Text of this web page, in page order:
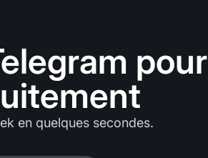
pour
en quelques secondes.